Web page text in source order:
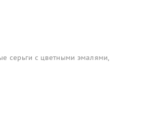
серьги с цветными эмалями,